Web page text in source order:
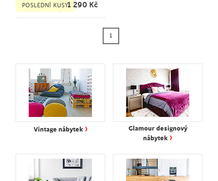
POSLEDNÍ KUSY1 290 Kč
1
Vintage nábytek ›
Glamour designový
nábytek ›